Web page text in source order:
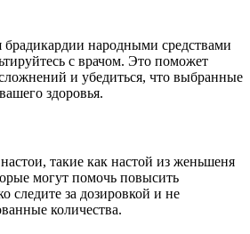
брадикардии народными средствами
с врачом. Это поможет
и убедиться, что выбранные
здоровья.
такие как настой из женьшеня
могут помочь повысить
следите за дозировкой и не
количества.